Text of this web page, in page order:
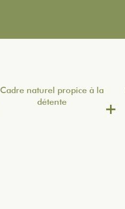
Cadre naturel propice à la
détente